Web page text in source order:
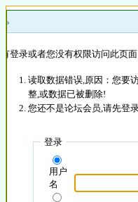
»
登录或者您没有权限访问此页
读取数据错误,原因：您要
整,或数据已被删除!
您还不是论坛会员,请先登
登录
用户
名